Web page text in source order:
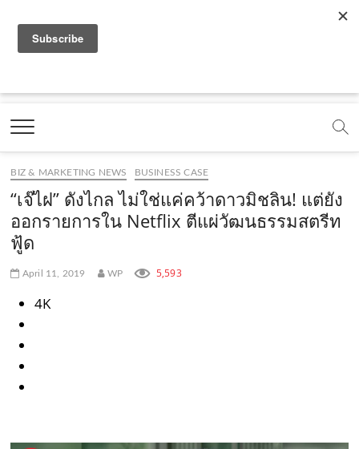
a
e
b
o
o
k
.
c
o
o
t
b
e
.
o
.
o
e
m
e
t
g
r
a
t
k
.
c
m
Marketing Oops!
DIGITAL | CREATIVE | ADVERTISING | CAMPAIGN |
BIZ & MARKETING NEWS BUSINESS CASE
“เจ๊ไฝ” ดังไกล ไม่ใช่แค่คว้าดาวมิชลิน! แต่ยัง
ออกรายการใน Netflix ตีแผ่วัฒนธรรมสตรีท
ฟู้ด
April 11, 2019 WP 5,593
4K